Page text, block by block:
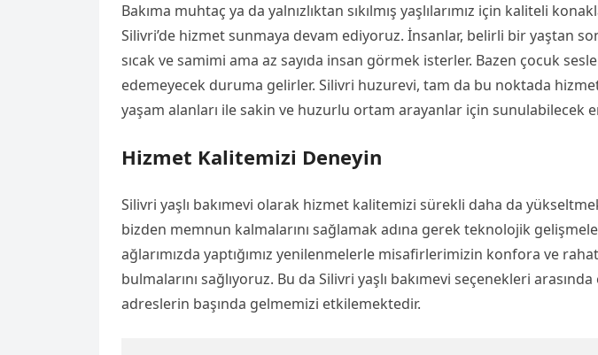
Bakıma muhtaç ya da yalnızlıktan sıkılmış yaşlılarımız için kaliteli
Silivri’de hizmet sunmaya devam ediyoruz. İnsanlar, belirli bir yaştan
sıcak ve samimi ama az sayıda insan görmek isterler. Bazen çocuk
edemeyecek duruma gelirler. Silivri huzurevi, tam da bu noktada
yaşam alanları ile sakin ve huzurlu ortam arayanlar için sunulabilecek
Hizmet Kalitemizi Deneyin
Silivri yaşlı bakımevi olarak hizmet kalitemizi sürekli daha da
bizden memnun kalmalarını sağlamak adına gerek teknolojik
ağlarımızda yaptığımız yenilenmelerle misafirlerimizin konfora ve
bulmalarını sağlıyoruz. Bu da Silivri yaşlı bakımevi seçenekleri
adreslerin başında gelmemizi etkilemektedir.